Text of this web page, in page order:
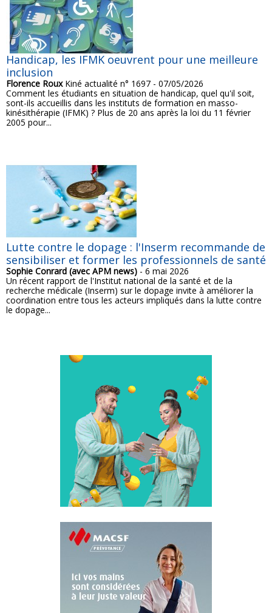
Handicap, les IFMK oeuvrent pour une meilleure
inclusion
Florence RouxKiné actualité n° 1697 - 07/05/2026
Comment les étudiants en situation de handicap, quel qu'il soit,
sont-ils accueillis dans les instituts de formation en masso-
kinésithérapie (IFMK) ? Plus de 20 ans après la loi du 11 février
2005 pour...
Lutte contre le dopage : l'Inserm recommande de
sensibiliser et former les professionnels de santé
Sophie Conrard (avec APM news) - 6 mai 2026
Un récent rapport de l'Institut national de la santé et de la
recherche médicale (Inserm) sur le dopage invite à améliorer la
coordination entre tous les acteurs impliqués dans la lutte contre
le dopage...